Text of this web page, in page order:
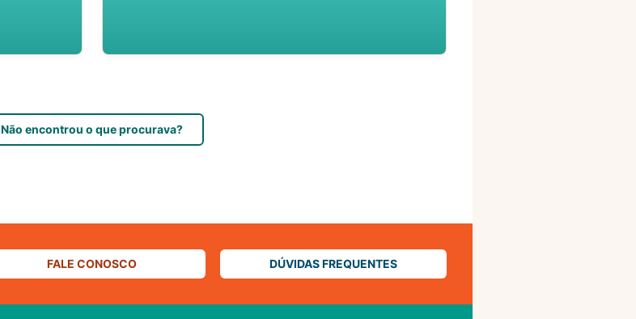
Não encontrou o que procurava?
FALE CONOSCO DÚVIDAS FREQUENTES